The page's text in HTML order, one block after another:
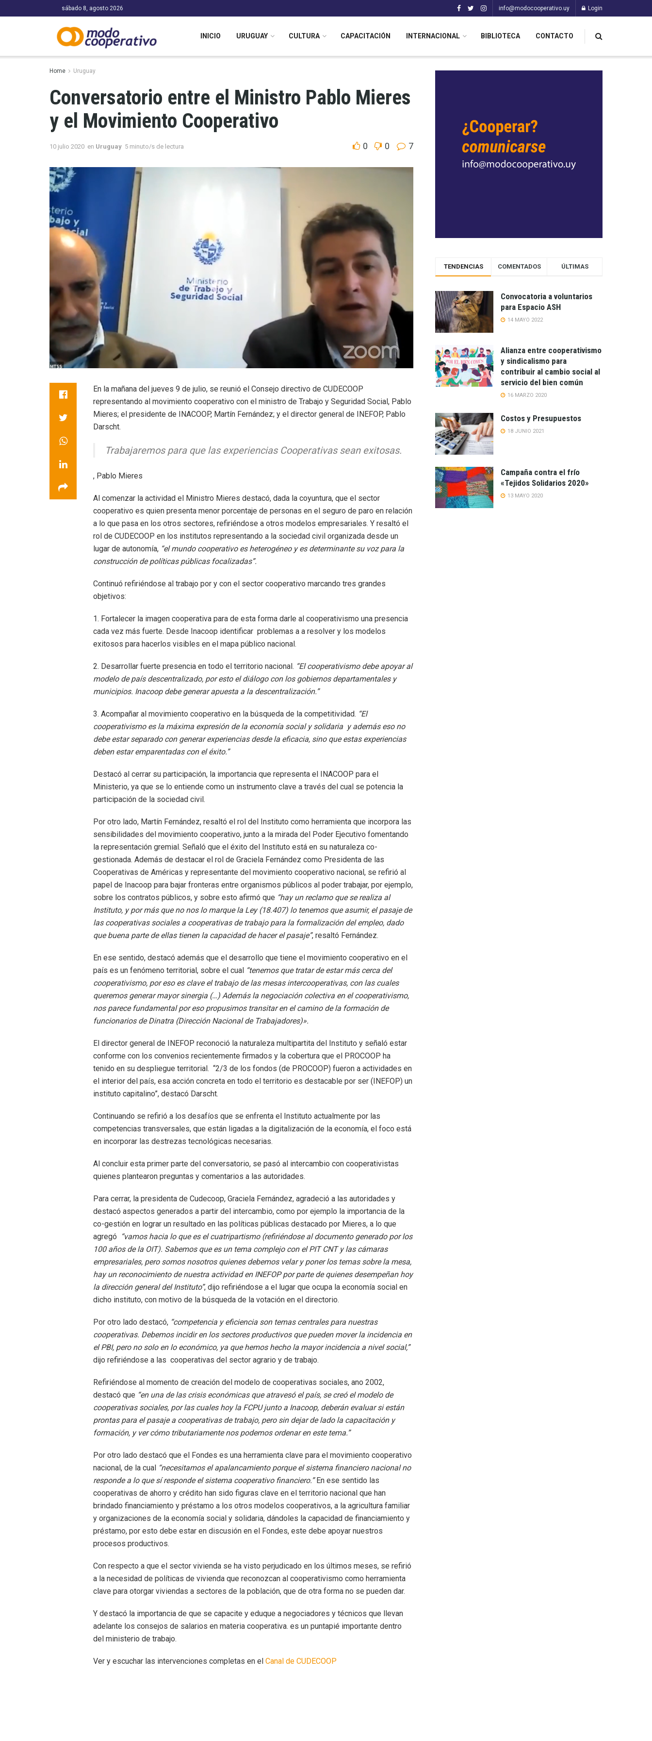
sábado 8, agosto 2026 info@modocooperativo.uy Login
INICIO URUGUAY CULTURA CAPACITACIÓN INTERNACIONAL BIBLIOTECA CONTACTO
Home Uruguay
Conversatorio entre el Ministro Pablo Mieres
y el Movimiento Cooperativo
10 julio 2020 en Uruguay 5 minuto/s de lectura 0 0 7
En la mañana del jueves 9 de julio, se reunió el Consejo directivo de CUDECOOP
representando al movimiento cooperativo con el ministro de Trabajo y Seguridad Social, Pablo
Mieres; el presidente de INACOOP, Martín Fernández; y el director general de INEFOP, Pablo
Darscht.
Trabajaremos para que las experiencias Cooperativas sean exitosas.
, Pablo Mieres
Al comenzar la actividad el Ministro Mieres destacó, dada la coyuntura, que el sector
cooperativo es quien presenta menor porcentaje de personas en el seguro de paro en relación
a lo que pasa en los otros sectores, refiriéndose a otros modelos empresariales. Y resaltó el
rol de CUDECOOP en los institutos representando a la sociedad civil organizada desde un
lugar de autonomía, “el mundo cooperativo es heterogéneo y es determinante su voz para la
construcción de políticas públicas focalizadas”.
Continuó refiriéndose al trabajo por y con el sector cooperativo marcando tres grandes
objetivos:
1. Fortalecer la imagen cooperativa para de esta forma darle al cooperativismo una presencia
cada vez más fuerte. Desde Inacoop identificar problemas a a resolver y los modelos
exitosos para hacerlos visibles en el mapa público nacional.
2. Desarrollar fuerte presencia en todo el territorio nacional. “El cooperativismo debe apoyar al
modelo de país descentralizado, por esto el diálogo con los gobiernos departamentales y
municipios. Inacoop debe generar apuesta a la descentralización.”
3. Acompañar al movimiento cooperativo en la búsqueda de la competitividad. “El
cooperativismo es la máxima expresión de la economía social y solidaria y además eso no
debe estar separado con generar experiencias desde la eficacia, sino que estas experiencias
deben estar emparentadas con el éxito.”
Destacó al cerrar su participación, la importancia que representa el INACOOP para el
Ministerio, ya que se lo entiende como un instrumento clave a través del cual se potencia la
participación de la sociedad civil.
Por otro lado, Martín Fernández, resaltó el rol del Instituto como herramienta que incorpora las
sensibilidades del movimiento cooperativo, junto a la mirada del Poder Ejecutivo fomentando
la representación gremial. Señaló que el éxito del Instituto está en su naturaleza co-
gestionada. Además de destacar el rol de Graciela Fernández como Presidenta de las
Cooperativas de Américas y representante del movimiento cooperativo nacional, se refirió al
papel de Inacoop para bajar fronteras entre organismos públicos al poder trabajar, por ejemplo,
sobre los contratos públicos, y sobre esto afirmó que “hay un reclamo que se realiza al
Instituto, y por más que no nos lo marque la Ley (18.407) lo tenemos que asumir, el pasaje de
las cooperativas sociales a cooperativas de trabajo para la formalización del empleo, dado
que buena parte de ellas tienen la capacidad de hacer el pasaje”, resaltó Fernández.
En ese sentido, destacó además que el desarrollo que tiene el movimiento cooperativo en el
país es un fenómeno territorial, sobre el cual “tenemos que tratar de estar más cerca del
cooperativismo, por eso es clave el trabajo de las mesas intercooperativas, con las cuales
queremos generar mayor sinergia (…) Además la negociación colectiva en el cooperativismo,
nos parece fundamental por eso propusimos transitar en el camino de la formación de
funcionarios de Dinatra (Dirección Nacional de Trabajadores)».
El director general de INEFOP reconoció la naturaleza multipartita del Instituto y señaló estar
conforme con los convenios recientemente firmados y la cobertura que el PROCOOP ha
tenido en su despliegue territorial. “2/3 de los fondos (de PROCOOP) fueron a actividades en
el interior del país, esa acción concreta en todo el territorio es destacable por ser (INEFOP) un
instituto capitalino”, destacó Darscht.
Continuando se refirió a los desafíos que se enfrenta el Instituto actualmente por las
competencias transversales, que están ligadas a la digitalización de la economía, el foco está
en incorporar las destrezas tecnológicas necesarias.
Al concluir esta primer parte del conversatorio, se pasó al intercambio con cooperativistas
quienes plantearon preguntas y comentarios a las autoridades.
Para cerrar, la presidenta de Cudecoop, Graciela Fernández, agradeció a las autoridades y
destacó aspectos generados a partir del intercambio, como por ejemplo la importancia de la
co-gestión en lograr un resultado en las políticas públicas destacado por Mieres, a lo que
agregó
“vamos hacia lo que es el cuatripartismo (refiriéndose al documento generado por los
100 años de la OIT). Sabemos que es un tema complejo con el PIT CNT y las cámaras
empresariales, pero somos nosotros quienes debemos velar y poner los temas sobre la mesa,
hay un reconocimiento de nuestra actividad en INEFOP por parte de quienes desempeñan hoy
la dirección general del Instituto”, dijo refiriéndose a el lugar que ocupa la economía social en
dicho instituto, con motivo de la búsqueda de la votación en el directorio.
Por otro lado destacó, “competencia y eficiencia son temas centrales para nuestras
cooperativas. Debemos incidir en los sectores productivos que pueden mover la incidencia en
el PBI, pero no solo en lo económico, ya que hemos hecho la mayor incidencia a nivel social,”
dijo refiriéndose a las cooperativas del sector agrario y de trabajo.
Refiriéndose al momento de creación del modelo de cooperativas sociales, ano 2002,
destacó que “en una de las crisis económicas que atravesó el país, se creó el modelo de
cooperativas sociales, por las cuales hoy la FCPU junto a Inacoop, deberán evaluar si están
prontas para el pasaje a cooperativas de trabajo, pero sin dejar de lado la capacitación y
formación, y ver cómo tributariamente nos podemos ordenar en este tema.”
Por otro lado destacó que el Fondes es una herramienta clave para el movimiento cooperativo
nacional, de la cual “necesitamos el apalancamiento porque el sistema financiero nacional no
responde a lo que sí responde el sistema cooperativo financiero.”En ese sentido las
cooperativas de ahorro y crédito han sido figuras clave en el territorio nacional que han
brindado financiamiento y préstamo a los otros modelos cooperativos, a la agricultura familiar
y organizaciones de la economía social y solidaria, dándoles la capacidad de financiamiento y
préstamo, por esto debe estar en discusión en el Fondes, este debe apoyar nuestros
procesos productivos.
Con respecto a que el sector vivienda se ha visto perjudicado en los últimos meses, se refirió
a la necesidad de políticas de vivienda que reconozcan al cooperativismo como herramienta
clave para otorgar viviendas a sectores de la población, que de otra forma no se pueden dar.
Y destacó la importancia de que se capacite y eduque a negociadores y técnicos que llevan
adelante los consejos de salarios en materia cooperativa. es un puntapié importante dentro
del ministerio de trabajo.
Ver y escuchar las intervenciones completas en el Canal de CUDECOOP
TENDENCIAS COMENTADOS ÚLTIMAS
Convocatoria a voluntarios
para Espacio ASH
14 MAYO 2022
Alianza entre cooperativismo
y sindicalismo para
contribuir al cambio social al
servicio del bien común
16 MARZO 2020
Costos y Presupuestos
18 JUNIO 2021
Campaña contra el frío
«Tejidos Solidarios 2020»
13 MAYO 2020